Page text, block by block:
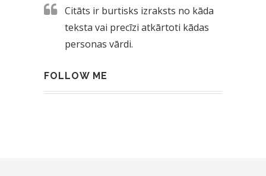
Citāts ir burtisks izraksts no kāda
teksta vai precīzi atkārtoti kādas
personas vārdi.
FOLLOW ME